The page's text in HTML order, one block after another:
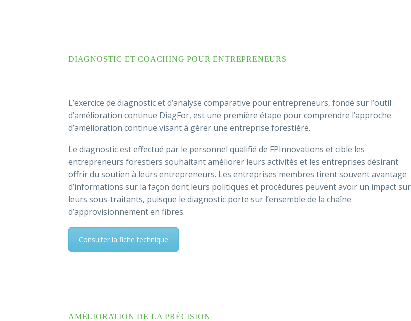
DIAGNOSTIC ET COACHING POUR ENTREPRENEURS
L’exercice de diagnostic et d’analyse comparative pour entrepreneurs, fondé sur l’outil
d’amélioration continue DiagFor, est une première étape pour comprendre l’approche
d’amélioration continue visant à gérer une entreprise forestière.
Le diagnostic est effectué par le personnel qualifié de FPInnovations et cible les
entrepreneurs forestiers souhaitant améliorer leurs activités et les entreprises désirant
offrir du soutien à leurs entrepreneurs. Les entreprises membres tirent souvent avantage
d’informations sur la façon dont leurs politiques et procédures peuvent avoir un impact sur
leurs sous-traitants, puisque le diagnostic porte sur l’ensemble de la chaîne
d’approvisionnement en fibres.
Consulter la fiche technique
AMÉLIORATION DE LA PRÉCISION